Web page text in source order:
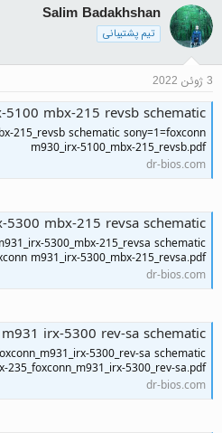
Salim Badakhshan
تیم پشتیبانی
3 ژوئن 2022
mbx-215 revsb schematic
215_revsb schematic sony=1=foxconn
m930_irx-5100_mbx-215_revsb.pdf
dr-bios.com
5300_mbx-215_revsa schematic
m931_irx-5300_mbx-215_revsa.pdf
dr-bios.com
5300_rev-sa schematic
235_foxconn_m931_irx-5300_rev-sa.pdf
dr-bios.com